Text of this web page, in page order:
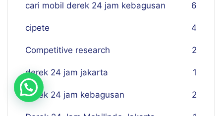
cari mobil derek 24 jam kebagusan 6
cipete 4
Competitive research 2
derek 24 jam jakarta 1
derek 24 jam kebagusan 2